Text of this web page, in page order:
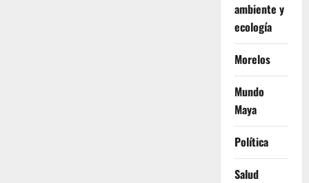
ambiente y
ecología
Morelos
Mundo
Maya
Política
Salud